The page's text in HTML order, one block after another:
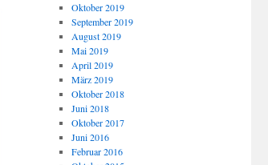
Oktober 2019
September 2019
August 2019
Mai 2019
April 2019
März 2019
Oktober 2018
Juni 2018
Oktober 2017
Juni 2016
Februar 2016